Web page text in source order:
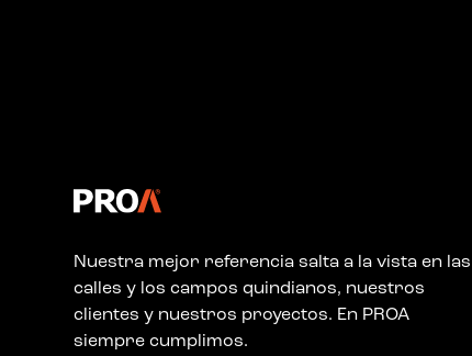
Nuestra mejor referencia salta a la vista en las
calles y los campos quindianos, nuestros
clientes y nuestros proyectos. En PROA
siempre cumplimos.